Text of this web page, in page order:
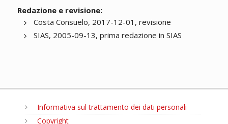
Redazione e revisione:
Costa Consuelo, 2017-12-01, revisione
SIAS, 2005-09-13, prima redazione in SIAS
Informativa sul trattamento dei dati personali
Copyright